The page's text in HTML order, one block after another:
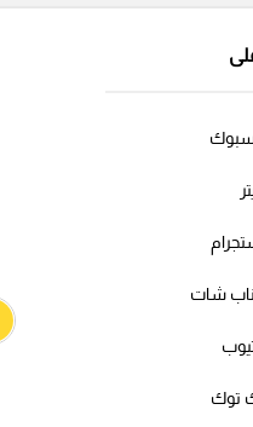
شات
توك